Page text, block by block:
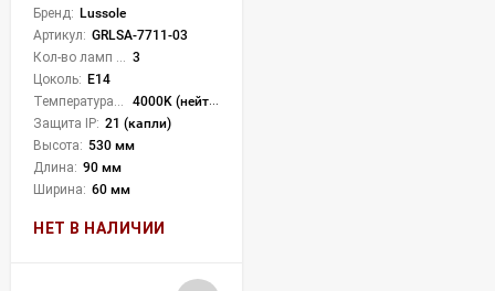
Бренд: Lussole
Артикул: GRLSA-7711-03
3
Цоколь: E14
4000K (нейтральный)
Защита IP: 21 (капли)
Высота: 530 мм
Длина: 90 мм
Ширина: 60 мм
НЕТ В НАЛИЧИИ